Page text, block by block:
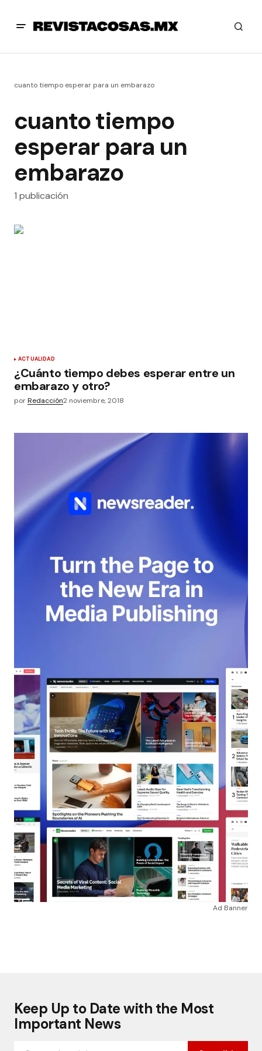
cuanto tiempo esperar para un embarazo
cuanto tiempo
esperar para un
embarazo
1 publicación
ACTUALIDAD
¿Cuánto tiempo debes esperar entre un
embarazo y otro?
porRedacción2 noviembre, 2018
Ad Banner
Keep Up to Date with the Most
Important News